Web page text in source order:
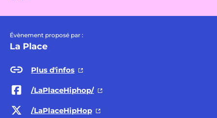
Évènement proposé par :
La Place
Plus d'infos
/LaPlaceHiphop/
/LaPlaceHipHop